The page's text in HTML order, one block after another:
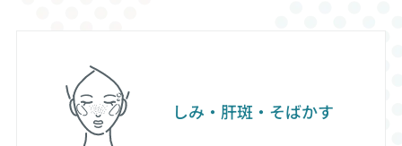
しみ・肝斑・そばかす